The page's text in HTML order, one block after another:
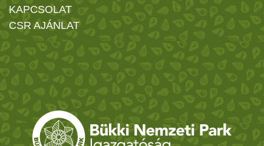
KAPCSOLAT
CSR AJÁNLAT